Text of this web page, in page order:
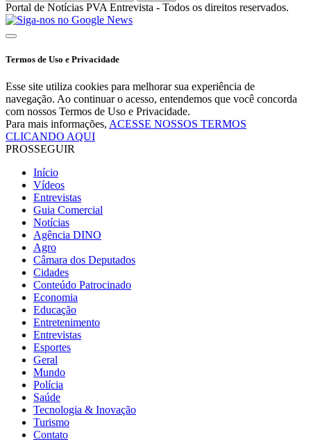
Portal de Notícias PVA Entrevista - Todos os direitos reservados.
Termos de Uso e Privacidade
Esse site utiliza cookies para melhorar sua experiência de
navegação. Ao continuar o acesso, entendemos que você concorda
com nossos Termos de Uso e Privacidade.
Para mais informações, ACESSE NOSSOS TERMOS
CLICANDO AQUI
PROSSEGUIR
Início
Vídeos
Entrevistas
Guia Comercial
Notícias
Agência DINO
Agro
Câmara dos Deputados
Cidades
Conteúdo Patrocinado
Economia
Educação
Entretenimento
Entrevistas
Esportes
Geral
Mundo
Polícia
Saúde
Tecnologia & Inovação
Turismo
Contato